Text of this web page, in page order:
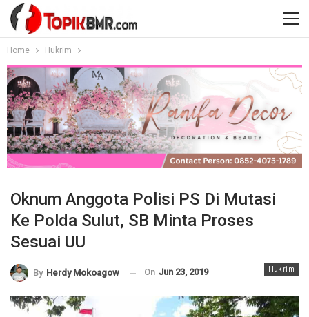
Home Hukrim
Oknum Anggota Polisi PS Di Mutasi
Ke Polda Sulut, SB Minta Proses
Sesuai UU
Hukrim
By Herdy Mokoagow On Jun 23, 2019